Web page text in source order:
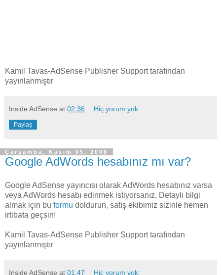
Kamil Tavas-AdSense Publisher Support tarafından
yayınlanmıştır
Inside AdSense at 02:36 Hiç yorum yok:
Paylaş
Çarşamba, Kasım 05, 2008
Google AdWords hesabınız mı var?
Google AdSense yayıncısı olarak AdWords hesabınız varsa
veya AdWords hesabı edinmek istiyorsanız, Detaylı bilgi
almak için bu formu doldurun, satış ekibimiz sizinle hemen
irtibata geçsin!
Kamil Tavas-AdSense Publisher Support tarafından
yayınlanmıştır
Inside AdSense at 01:47 Hiç yorum yok: